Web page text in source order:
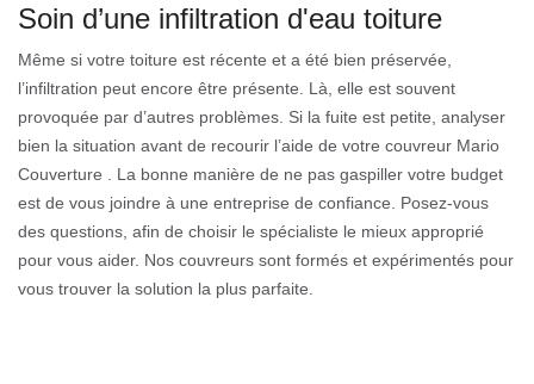
Soin d’une infiltration d'eau toiture
Même si votre toiture est récente et a été bien préservée,
l’infiltration peut encore être présente. Là, elle est souvent
provoquée par d’autres problèmes. Si la fuite est petite, analyser
bien la situation avant de recourir l’aide de votre couvreur Mario
Couverture . La bonne manière de ne pas gaspiller votre budget
est de vous joindre à une entreprise de confiance. Posez-vous
des questions, afin de choisir le spécialiste le mieux approprié
pour vous aider. Nos couvreurs sont formés et expérimentés pour
vous trouver la solution la plus parfaite.